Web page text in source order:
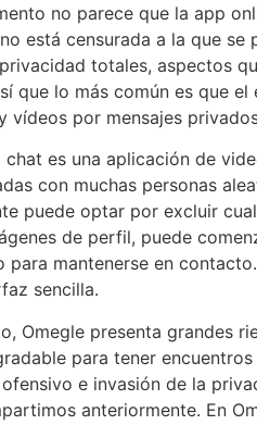
no parece que la app
está censurada a la que se
totales, aspectos
que lo más común es que
vídeos por mensajes
chat es una aplicación de
con muchas personas
puede optar por excluir
de perfil, puede
para mantenerse en
sencilla.
Omegle presenta grandes
para tener
e invasión de la
anteriormente. En